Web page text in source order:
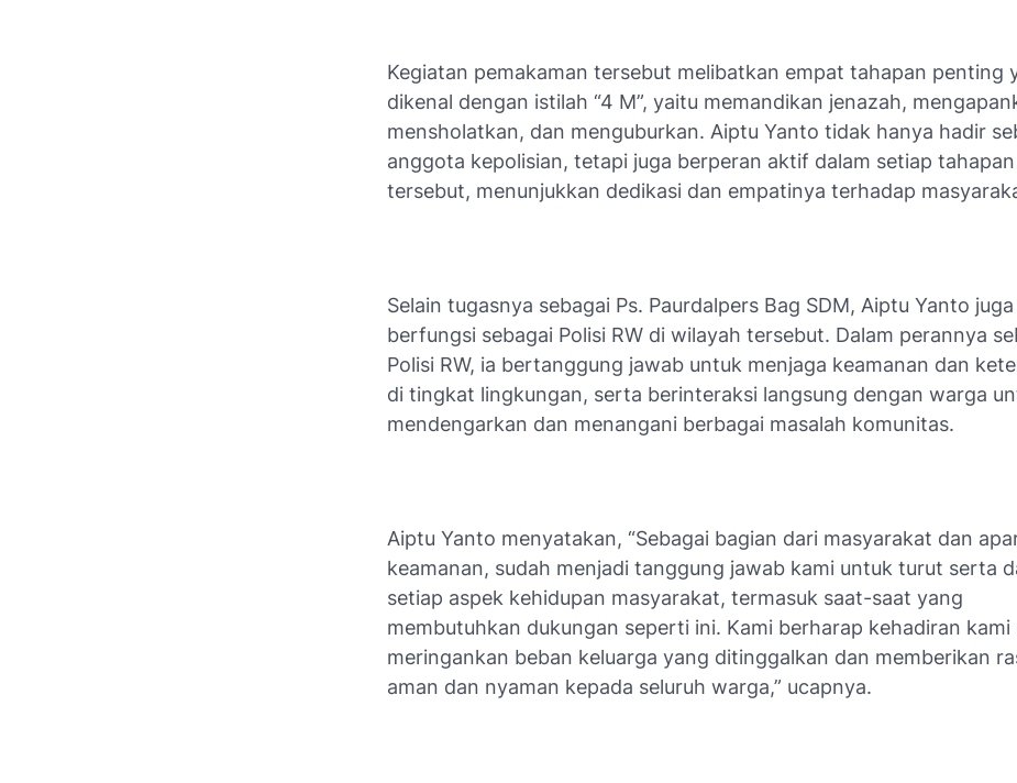
Kegiatan pemakaman tersebut melibatkan empat tahapan penting
dikenal dengan istilah “4 M”, yaitu memandikan jenazah,
mensholatkan, dan menguburkan. Aiptu Yanto tidak hanya hadir
anggota kepolisian, tetapi juga berperan aktif dalam setiap
tersebut, menunjukkan dedikasi dan empatinya terhadap
Selain tugasnya sebagai Ps. Paurdalpers Bag SDM, Aiptu Yanto juga
berfungsi sebagai Polisi RW di wilayah tersebut. Dalam perannya
Polisi RW, ia bertanggung jawab untuk menjaga keamanan dan
di tingkat lingkungan, serta berinteraksi langsung dengan warga
mendengarkan dan menangani berbagai masalah komunitas.
Aiptu Yanto menyatakan, “Sebagai bagian dari masyarakat dan
keamanan, sudah menjadi tanggung jawab kami untuk turut serta
setiap aspek kehidupan masyarakat, termasuk saat-saat yang
membutuhkan dukungan seperti ini. Kami berharap kehadiran kami
meringankan beban keluarga yang ditinggalkan dan memberikan
aman dan nyaman kepada seluruh warga,” ucapnya.